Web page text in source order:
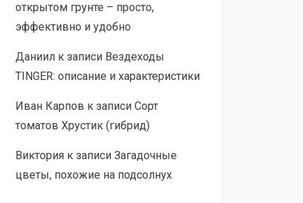
открытом грунте – просто,
эффективно и удобно
Даниилк записи Вездеходы
TINGER: описание и характеристики
Иван Карпов к записи Сорт
томатов Хрустик (гибрид)
Викторияк записи Загадочные
цветы, похожие на подсолнух